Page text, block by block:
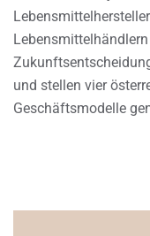
und stellen vier
Geschäftsmodelle